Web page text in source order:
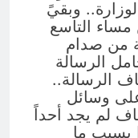
وبقيً
التاسع
من صدام
الرسالة
الرسالة..
وسائل
لم يجد أحداً
بسبب ما